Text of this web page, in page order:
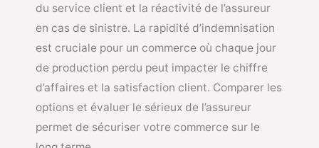
du service client et la réactivité de l’assureur
en cas de sinistre. La rapidité d’indemnisation
est cruciale pour un commerce où chaque jour
de production perdu peut impacter le chiffre
d’affaires et la satisfaction client. Comparer les
options et évaluer le sérieux de l’assureur
permet de sécuriser votre commerce sur le